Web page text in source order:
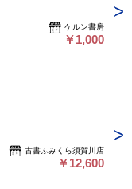
ケルン書房
￥1,000
古書ふみくら須賀川店
￥12,600